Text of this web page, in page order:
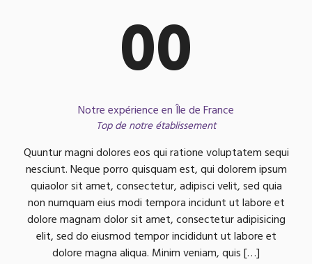
00
Notre expérience en Île de France
Top de notre établissement
Quuntur magni dolores eos qui ratione voluptatem sequi
nesciunt. Neque porro quisquam est, qui dolorem ipsum
quiaolor sit amet, consectetur, adipisci velit, sed quia
non numquam eius modi tempora incidunt ut labore et
dolore magnam dolor sit amet, consectetur adipisicing
elit, sed do eiusmod tempor incididunt ut labore et
dolore magna aliqua. Minim veniam, quis […]